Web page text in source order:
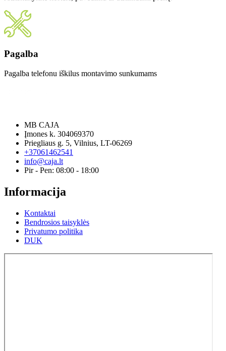
Pagalba
Pagalba telefonu iškilus montavimo sunkumams
MB CAJA
Įmones k. 304069370
Priegliaus g. 5, Vilnius, LT-06269
+37061462541
info@caja.lt
Pir - Pen: 08:00 - 18:00
Informacija
Kontaktai
Bendrosios taisyklės
Privatumo politika
DUK